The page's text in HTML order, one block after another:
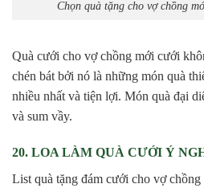
Chọn quà tặng cho vợ chồng
Quà cưới cho vợ chồng mới cưới
chén bát bởi nó là những món quà
nhiều nhất và tiện lợi. Món quà đại
và sum vầy.
20. LOA LÀM QUÀ CƯỚI Ý
List quà tặng đám cưới cho vợ